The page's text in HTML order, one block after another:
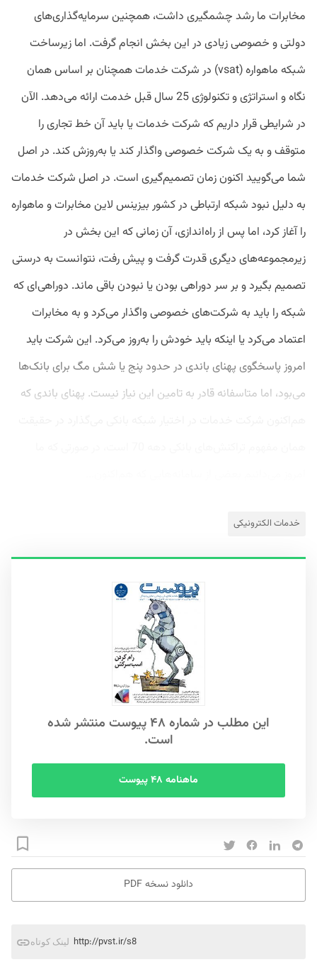
مخابرات ما رشد چشمگیری داشت، همچنین سرمایه‌گذاری‌های
دولتی و خصوصی زیادی در این بخش انجام گرفت. اما زیرساخت
شبکه ماهواره (vsat) در شرکت خدمات همچنان بر اساس همان
نگاه و استراتژی و تکنولوژی 25 سال قبل خدمت ارائه می‌دهد. الآن
در شرایطی قرار داریم که شرکت خدمات یا باید آن خط تجاری را
متوقف و به یک شرکت خصوصی واگذار کند یا به‌روزش کند. در اصل
شما می‌گویید اکنون زمان تصمیم‌گیری است. در اصل شرکت خدمات
به دلیل نبود شبکه ارتباطی در کشور بیزینس لاین مخابرات و ماهواره
را آغاز کرد، اما پس از راه‌اندازی، آن زمانی که این بخش در
زیرمجموعه‌های دیگری قدرت گرفت و پیش رفت، نتوانست به درستی
تصمیم بگیرد و بر سر دوراهی بودن یا نبودن باقی ماند. دوراهی‌ای که
شبکه را باید به شرکت‌های خصوصی واگذار می‌کرد و به مخابرات
اعتماد می‌کرد یا اینکه باید خودش را به‌روز می‌کرد. این شرکت باید
امروز پاسخگوی پهنای باندی در حدود پنج یا شش مگ برای بانک‌ها
می‌بود، اما متاسفانه قادر به تامین این نیاز نیست. پهنای باندی که
خدمات الکترونیکی
این مطلب در شماره ۴۸ پیوست منتشر شده
است.
ماهنامه ۴۸ پیوست
دانلود نسخه PDF
لینک کوتاه http://pvst.ir/s8